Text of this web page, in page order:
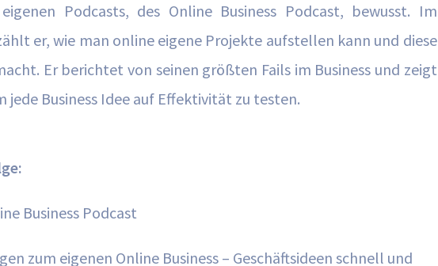
eigenen Podcasts, des Online Business Podcast, bewusst. Im
er, wie man online eigene Projekte aufstellen kann und diese
Er berichtet von seinen größten Fails im Business und zeigt
jede Business Idee auf Effektivität zu testen.
Business Podcast
zum eigenen Online Business – Geschäftsideen schnell und